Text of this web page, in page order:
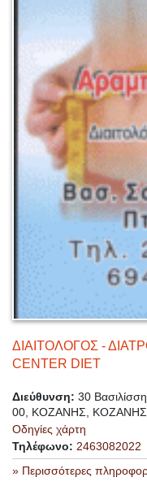
ΔΙΑΙΤΟΛΟΓΟΣ -
CENTER DIET
Διεύθυνση: 30
00, ΚΟΖΑΝΗΣ, ΚΟΖΑΝΗΣ
Οδηγίες χάρτη
Τηλέφωνο: 2463082022
» Περισσότερες